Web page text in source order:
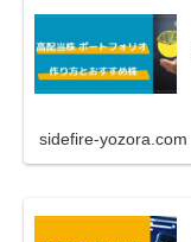
sidefire-yozora.com